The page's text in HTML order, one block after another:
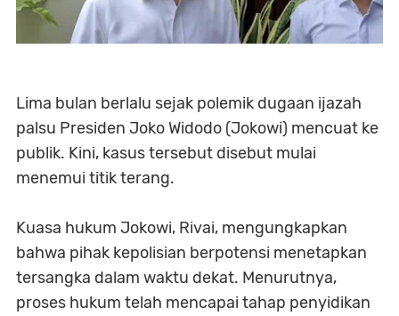
Lima bulan berlalu sejak polemik dugaan ijazah
palsu Presiden Joko Widodo (Jokowi) mencuat ke
publik. Kini, kasus tersebut disebut mulai
menemui titik terang.
Kuasa hukum Jokowi, Rivai, mengungkapkan
bahwa pihak kepolisian berpotensi menetapkan
tersangka dalam waktu dekat. Menurutnya,
proses hukum telah mencapai tahap penyidikan